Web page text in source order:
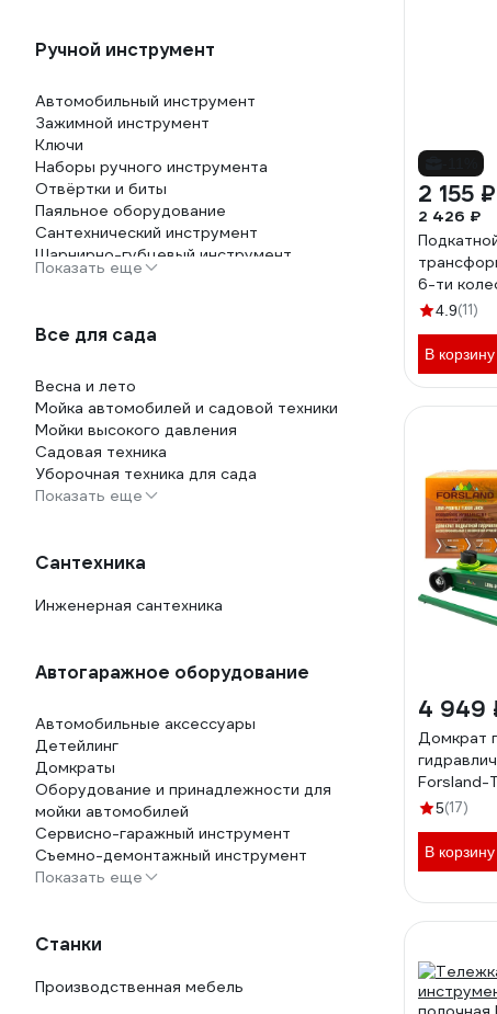
Ручной инструмент
Автомобильный инструмент
Зажимной инструмент
Ключи
Наборы ручного инструмента
Отвёртки и биты
Паяльное оборудование
Сантехнический инструмент
Шарнирно-губцевый инструмент
Показать еще
Все для сада
Весна и лето
Мойка автомобилей и садовой техники
Мойки высокого давления
Садовая техника
Уборочная техника для сада
Показать еще
Сантехника
Инженерная сантехника
Автогаражное оборудование
Автомобильные аксессуары
Детейлинг
Домкраты
Оборудование и принадлежности для
мойки автомобилей
Сервисно-гаражный инструмент
Съемно-демонтажный инструмент
Показать еще
Станки
Производственная мебель
2 155 ₽
2 426 ₽
6-ти
4.9(11)
В корзину
4 949
Домкрат
Forsland-
5(17)
В корзину